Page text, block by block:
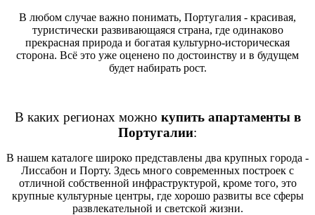
В любом случае важно понимать, Португалия - красивая,
туристически развивающаяся страна, где одинаково
прекрасная природа и богатая культурно-историческая
сторона. Всё это уже оценено по достоинству и в будущем
будет набирать рост.
В каких регионах можно купить апартаменты в
Португалии:
В нашем каталоге широко представлены два крупных города -
Лиссабон и Порту. Здесь много современных построек с
отличной собственной инфраструктурой, кроме того, это
крупные культурные центры, где хорошо развиты все сферы
развлекательной и светской жизни.